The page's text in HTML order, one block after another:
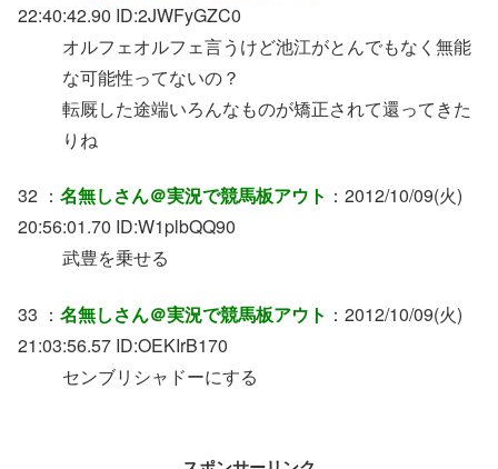
22:40:42.90 ID:2JWFyGZC0
オルフェオルフェ言うけど池江がとんでもなく無能
な可能性ってないの？
転厩した途端いろんなものが矯正されて還ってきた
りね
32 ： 名無しさん＠実況で競馬板アウト ：2012/10/09(火)
20:56:01.70 ID:W1plbQQ90
武豊を乗せる
33 ： 名無しさん＠実況で競馬板アウト ：2012/10/09(火)
21:03:56.57 ID:OEKIrB170
センブリシャドーにする